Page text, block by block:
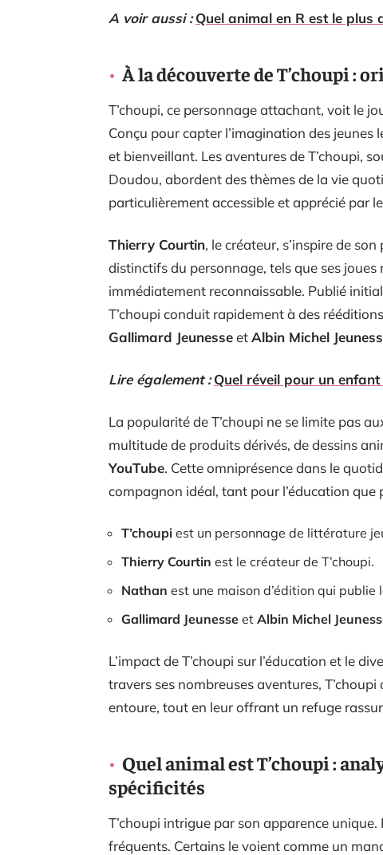
A voir aussi : Quel animal en R est le
À la découverte de T’choupi :
T’choupi, ce personnage attachant, voit le
Conçu pour capter l’imagination des jeunes
et bienveillant. Les aventures de T’choupi,
Doudou, abordent des thèmes de la vie
particulièrement accessible et apprécié par
Thierry Courtin, le créateur, s’inspire de
distinctifs du personnage, tels que ses
immédiatement reconnaissable. Publié
T’choupi conduit rapidement à des
Gallimard JeunesseetAlbin Michel
Lire également : Quel réveil pour un
La popularité de T’choupi ne se limite pas
multitude de produits dérivés, de dessins
YouTube. Cette omniprésence dans le
compagnon idéal, tant pour l’éducation que
T’choupi est un personnage de littérature
Thierry Courtin est le créateur de T’choupi.
Nathan est une maison d’édition qui publie
Gallimard Jeunesse et Albin Michel
L’impact de T’choupi sur l’éducation et le
travers ses nombreuses aventures,
entoure, tout en leur offrant un refuge
Quel animal est T’choupi :
spécificités
T’choupi intrigue par son apparence
fréquents. Certains le voient comme un